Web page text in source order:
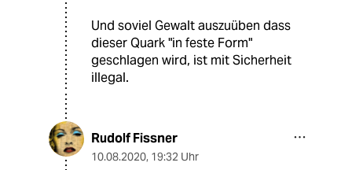
Und soviel Gewalt auszuüben dass
dieser Quark "in feste Form"
geschlagen wird, ist mit Sicherheit
illegal.
Rudolf Fissner
10.08.2020, 19:32 Uhr